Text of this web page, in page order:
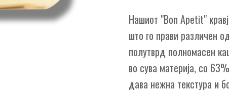
Нашиот "Bon Apetit"
што го прави различен
полутврд полномасен
во сува материја, со
дава нежна текстура и